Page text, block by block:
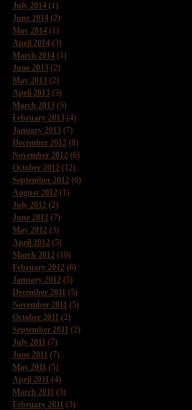
July 2014 (1)
June 2014 (2)
May 2014 (1)
April 2014 (3)
March 2014 (1)
June 2013 (2)
May 2013 (2)
April 2013 (3)
March 2013 (5)
February 2013 (4)
January 2013 (7)
December 2012 (8)
November 2012 (6)
October 2012 (12)
September 2012 (6)
August 2012 (1)
July 2012 (2)
June 2012 (7)
May 2012 (3)
April 2012 (5)
March 2012 (10)
February 2012 (6)
January 2012 (5)
December 2011 (5)
November 2011 (5)
October 2011 (2)
September 2011 (2)
July 2011 (7)
June 2011 (7)
May 2011 (5)
April 2011 (4)
March 2011 (3)
February 2011 (3)